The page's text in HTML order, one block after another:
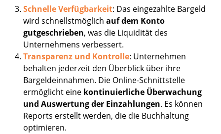
Schnelle Verfügbarkeit: Das eingezahlte Bargeld
wird schnellstmöglich auf dem Konto
gutgeschrieben, was die Liquidität des
Unternehmens verbessert.
Transparenz und Kontrolle: Unternehmen
behalten jederzeit den Überblick über ihre
Bargeldeinnahmen. Die Online-Schnittstelle
ermöglicht eine kontinuierliche Überwachung
und Auswertung der Einzahlungen. Es können
Reports erstellt werden, die die Buchhaltung
optimieren.